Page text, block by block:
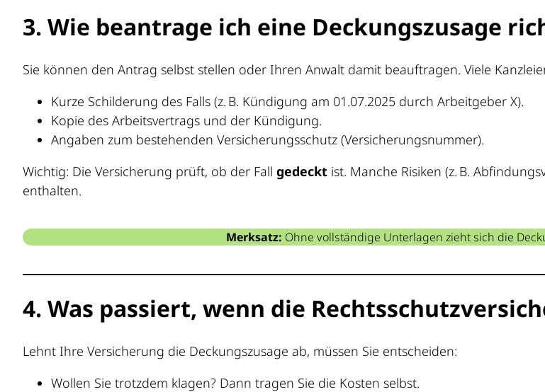
3. Wie beantrage ich eine Deckungszusage
Sie können den Antrag selbst stellen oder Ihren Anwalt damit beauftragen. Viele
Kurze Schilderung des Falls (z. B. Kündigung am 01.07.2025 durch Arbeitgeber X).
Kopie des Arbeitsvertrags und der Kündigung.
Angaben zum bestehenden Versicherungsschutz (Versicherungsnummer).
Wichtig: Die Versicherung prüft, ob der Fall gedeckt ist. Manche Risiken (z. B.
enthalten.
Merksatz: Ohne vollständige Unterlagen zieht sich die
4. Was passiert, wenn die
Lehnt Ihre Versicherung die Deckungszusage ab, müssen Sie entscheiden:
Wollen Sie trotzdem klagen? Dann tragen Sie die Kosten selbst.